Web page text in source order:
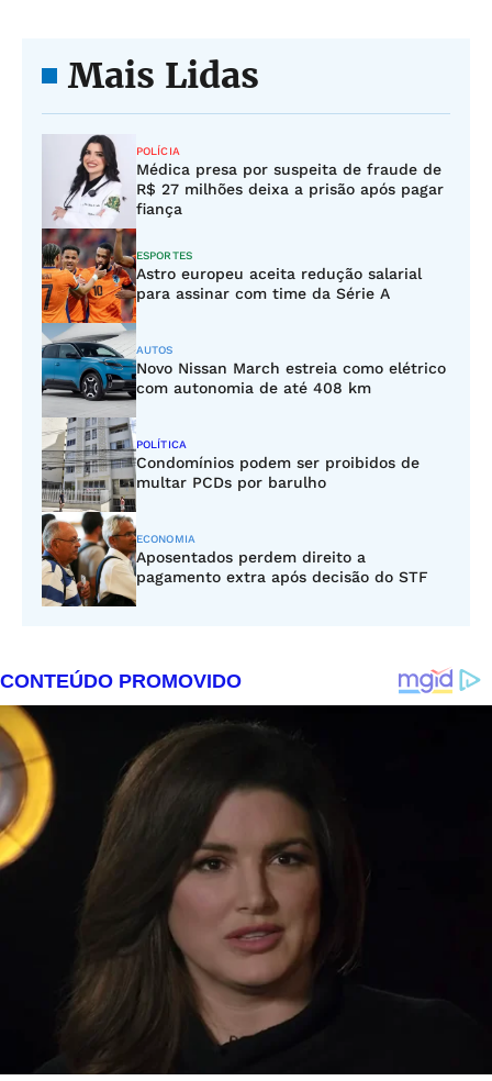
Mais Lidas
POLÍCIA
Médica presa por suspeita de fraude de
R$ 27 milhões deixa a prisão após pagar
fiança
ESPORTES
Astro europeu aceita redução salarial
para assinar com time da Série A
AUTOS
Novo Nissan March estreia como elétrico
com autonomia de até 408 km
POLÍTICA
Condomínios podem ser proibidos de
multar PCDs por barulho
ECONOMIA
Aposentados perdem direito a
pagamento extra após decisão do STF